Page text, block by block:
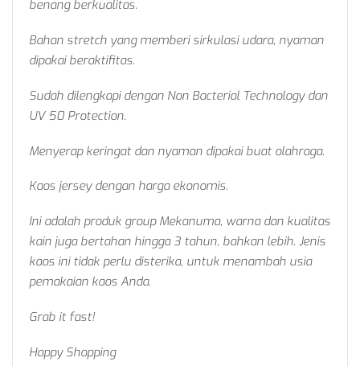
benang berkualitas.
Bahan stretch yang memberi sirkulasi udara, nyaman
dipakai beraktifitas.
Sudah dilengkapi dengan Non Bacterial Technology dan
UV 50 Protection.
Menyerap keringat dan nyaman dipakai buat olahraga.
Kaos jersey dengan harga ekonomis.
Ini adalah produk group Mekanuma, warna dan kualitas
kain juga bertahan hingga 3 tahun, bahkan lebih. Jenis
kaos ini tidak perlu disterika, untuk menambah usia
pemakaian kaos Anda.
Grab it fast!
Happy Shopping